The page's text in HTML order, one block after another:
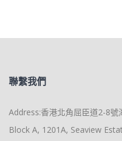
聯繫我們
Address:香港北角屈臣道2-8號
Block A, 1201A, Seaview